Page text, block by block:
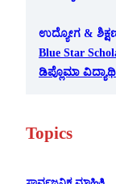
ಉದ್ಯೋಗ &
Blue Star
ಡಿಪ್ಲೊಮಾ
Topics